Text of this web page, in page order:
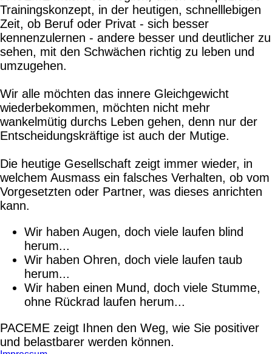
Trainingskonzept, in der heutigen, schnelllebigen
Zeit, ob Beruf oder Privat - sich besser
kennenzulernen - andere besser und deutlicher zu
sehen, mit den Schwächen richtig zu leben und
umzugehen.
Wir alle möchten das innere Gleichgewicht
wiederbekommen, möchten nicht mehr
wankelmütig durchs Leben gehen, denn nur der
Entscheidungskräftige ist auch der Mutige.
Die heutige Gesellschaft zeigt immer wieder, in
welchem Ausmass ein falsches Verhalten, ob vom
Vorgesetzten oder Partner, was dieses anrichten
kann.
Wir haben Augen, doch viele laufen blind
herum...
Wir haben Ohren, doch viele laufen taub
herum...
Wir haben einen Mund, doch viele Stumme,
ohne Rückrad laufen herum...
PACEME zeigt Ihnen den Weg, wie Sie positiver
und belastbarer werden können.